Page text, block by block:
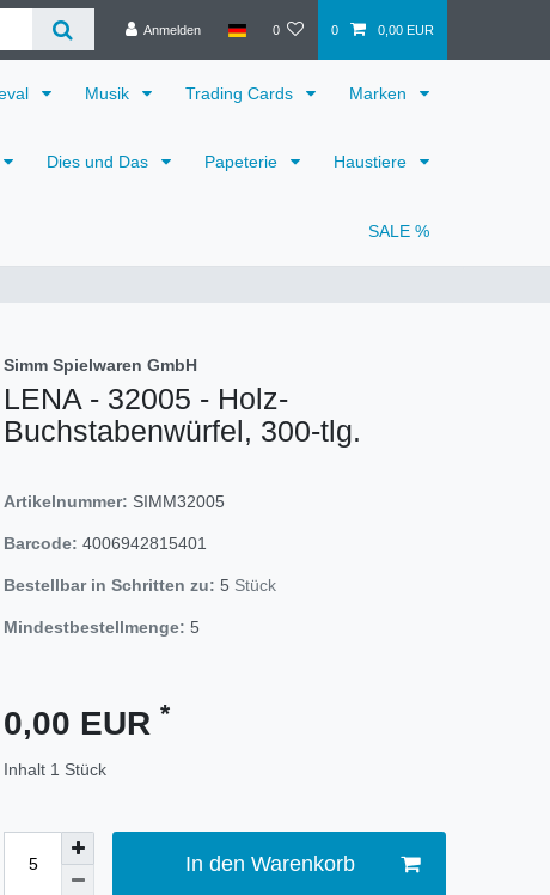
Anmelden 0 0 0,00 EUR
Musik Trading Cards Marken
Dies und Das Papeterie Haustiere
SALE %
Simm Spielwaren GmbH
LENA - 32005 - Holz-
Buchstabenwürfel, 300-tlg.
Artikelnummer: SIMM32005
Barcode: 4006942815401
Bestellbar in Schritten zu: 5 Stück
Mindestbestellmenge: 5
0,00 EUR *
Inhalt 1 Stück
In den Warenkorb